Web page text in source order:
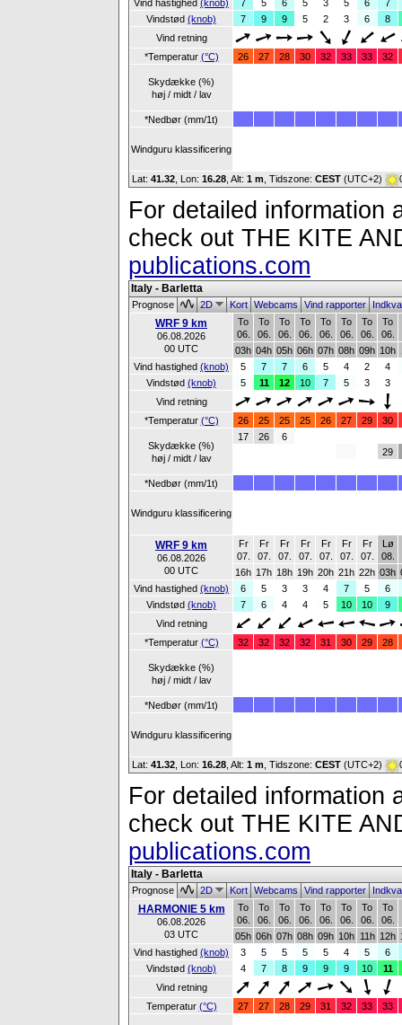
Vind hastighed (knob) 7 5 6 5 3 5 6
7
Vindstød (knob) 7 9 9 5 2 3 6
8
Vind retning
*Temperatur (°C) 26 27 28 30 32 33 33 32
Skydække (%)
høj / midt / lav
*Nedbør (mm/1t)
Windguru klassificering
Lat: 41.32 , Lon: 16.28 Alt: 1 m , Tidszone: CEST (UTC+2)
For detailed information
check out THE KITE
publications.com
Italy - Barletta
Prognose 2D KortWebcamsVind rapporter
WRF 9 km
06.08.2026
00 UTC
To
06.
To
06.
To
06.
To
06.
To
06.
To
06.
To
06.
To
06.
03h 04h 05h 06h 07h 08h 09h 10h
Vind hastighed (knob) 5 7 7 6 5 4 2
4
Vindstød (knob) 5 11 12 10 7 5 3
3
Vind retning
*Temperatur (°C) 26 25 25 25 26 27 29 30
Skydække (%)
høj / midt / lav
17 26
6
29
*Nedbør (mm/1t)
Windguru klassificering
WRF 9 km
06.08.2026
00 UTC
Fr
07.
Fr
07.
Fr
07.
Fr
07.
Fr
07.
Fr
07.
Fr
07.
Lø
08.
16h 17h 18h 19h 20h 21h 22h 03h
Vind hastighed (knob) 6 5 3 3 4 7 5
6
Vindstød (knob) 7 6 4 4 5 10 10
9
Vind retning
*Temperatur (°C) 32 32 32 32 31 30 29 28
Skydække (%)
høj / midt / lav
*Nedbør (mm/1t)
Windguru klassificering
Lat: 41.32 , Lon: 16.28 Alt: 1 m , Tidszone: CEST (UTC+2)
For detailed information
check out THE KITE
publications.com
Italy - Barletta
Prognose 2D KortWebcamsVind rapporter
HARMONIE 5 km
06.08.2026
03 UTC
To
06.
To
06.
To
06.
To
06.
To
06.
To
06.
To
06.
To
06.
05h 06h 07h 08h 09h 10h 11h 12h
Vind hastighed (knob) 3 5 5 5 5 4 5
6
Vindstød (knob) 4 7 8 9 9 9 10
11
Vind retning
Temperatur (°C) 27 27 28 29 31 32 33 33